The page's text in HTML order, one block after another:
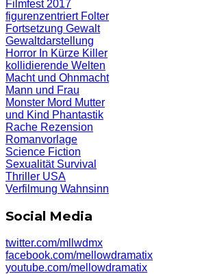
Filmfest 2017
figurenzentriert Folter
Fortsetzung Gewalt
Gewaltdarstellung
Horror In Kürze Killer
kollidierende Welten
Macht und Ohnmacht
Mann und Frau
Monster Mord Mutter
und Kind Phantastik
Rache Rezension
Romanvorlage
Science Fiction
Sexualität Survival
Thriller USA
Verfilmung Wahnsinn
Social Media
twitter.com/mllwdmx
facebook.com/mellowdramatix
youtube.com/mellowdramatix